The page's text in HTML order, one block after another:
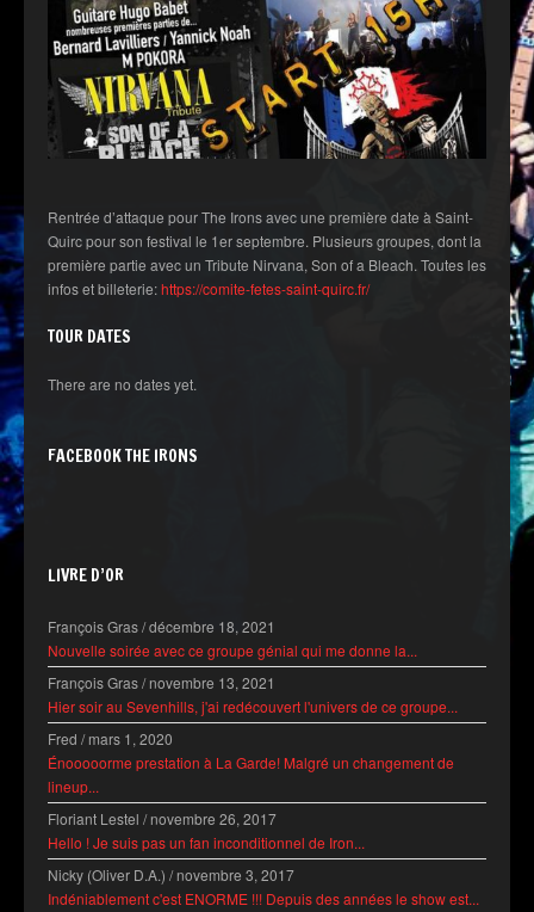
Rentrée d’attaque pour The Irons avec une première date à Saint-
Quirc pour son festival le 1er septembre. Plusieurs groupes, dont la
première partie avec un Tribute Nirvana, Son of a Bleach. Toutes les
infos et billeterie:https://comite-fetes-saint-quirc.fr/
TOUR DATES
There are no dates yet.
FACEBOOK THE IRONS
LIVRE D’OR
François Gras/décembre 18, 2021
Nouvelle soirée avec ce groupe génial qui me donne la...
François Gras/novembre 13, 2021
Hier soir au Sevenhills, j'ai redécouvert l'univers de ce groupe...
Fred /mars 1, 2020
Énooooorme prestation à La Garde! Malgré un changement de
lineup...
Floriant Lestel /novembre 26, 2017
Hello ! Je suis pas un fan inconditionnel de Iron...
Nicky (Oliver D.A.) /novembre 3, 2017
Indéniablement c'est ENORME !!! Depuis des années le show est...